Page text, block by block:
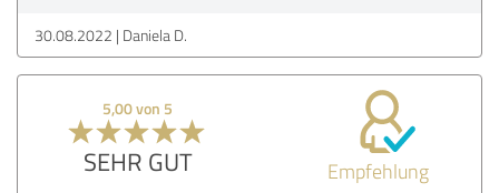
30.08.2022 Daniela D.
5,00 von 5
SEHR GUT Empfehlung